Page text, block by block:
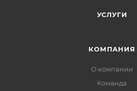
УСЛУГИ
КОМПАНИЯ
О компании
Команда